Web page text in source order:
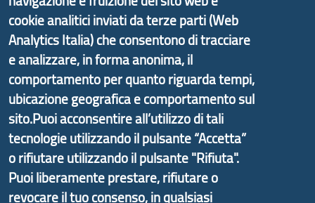
informazioni ed aggiornamenti sullaStrategia
d'Area Antola-Tigullio, in collaborazione con Regione
Liguria ed ANCI Liguria.
Copyright © 2017 Città metropolitana di Genova |
CF: 80007350103
Tecnologie e Accessibilità
cookie analitici inviati da terze parti (Web
Analytics Italia) che consentono di tracciare
e analizzare, in forma anonima, il
comportamento per quanto riguarda tempi,
ubicazione geografica e comportamento sul
sito.Puoi acconsentire all’utilizzo di tali
tecnologie utilizzando il pulsante “Accetta”
o rifiutare utilizzando il pulsante "Rifiuta".
Puoi liberamente prestare, rifiutare o
revocare il tuo consenso, in qualsiasi